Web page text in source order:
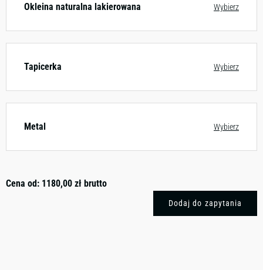
Okleina naturalna lakierowana Wybierz
Tapicerka Wybierz
Metal Wybierz
Cena od: 1180,00 zł brutto
Dodaj do zapytania